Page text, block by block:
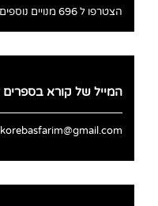
אלקטרוני
הצטרפו ל 696 מנויים נוספים
המייל של קורא בספרים
korebasfarim@gmail.com